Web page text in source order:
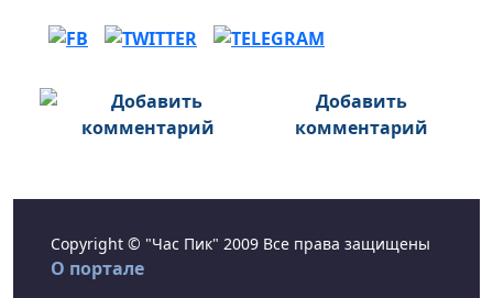
Добавить
комментарий
Copyright © "Час Пик" 2009 Все права защищены
О портале